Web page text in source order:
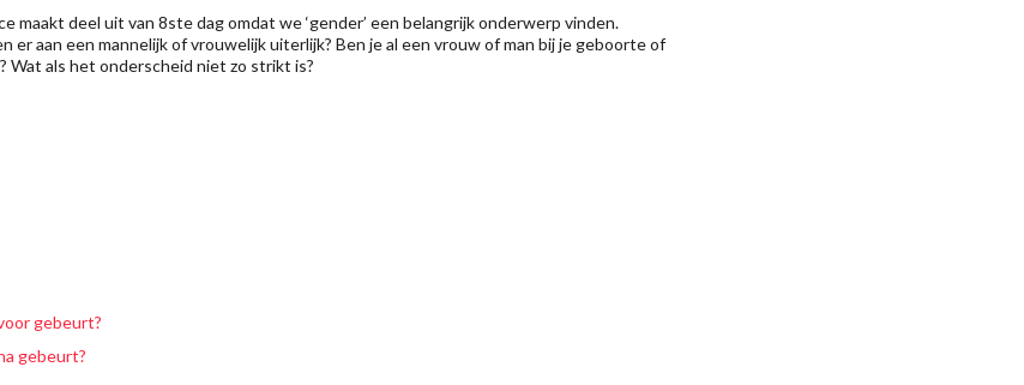
maakt deel uit van 8ste dag omdat we ‘gender’ een belangrijk onderwerp vinden.
er aan een mannelijk of vrouwelijk uiterlijk? Ben je al een vrouw of man bij je geboorte of
Wat als het onderscheid niet zo strikt is?
gebeurt?
gebeurt?